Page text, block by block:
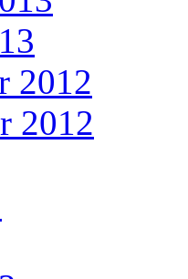
2012
2012